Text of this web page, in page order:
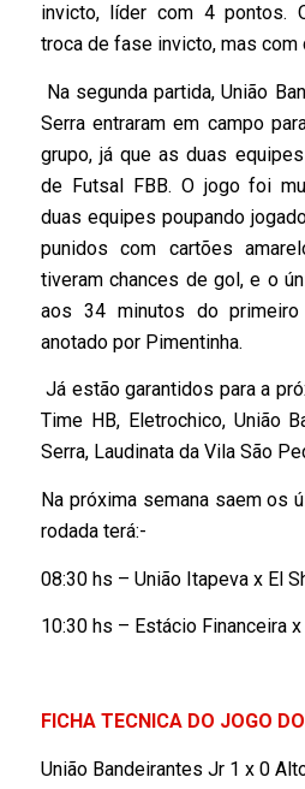
invicto, líder com 4 pontos.
troca de fase invicto, mas com
Na segunda partida, União
Serra entraram em campo
grupo, já que as duas
de Futsal FBB. O jogo foi
duas equipes poupando
punidos com cartões
tiveram chances de gol, e o
aos 34 minutos do
anotado por Pimentinha.
Já estão garantidos para a
Time HB, Eletrochico, União
Serra, Laudinata da Vila São
Na próxima semana saem os
rodada terá:-
08:30 hs – União Itapeva x El
10:30 hs – Estácio Financeira
FICHA TECNICA DO JOGO
União Bandeirantes Jr 1 x 0